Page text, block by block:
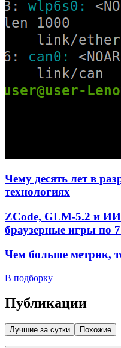
Чему десять лет в
технологиях
ZCode, GLM-5.2 и
браузерные игры по
Чем больше метрик,
В подборку
Публикации
Лучшие за сутки Похожие